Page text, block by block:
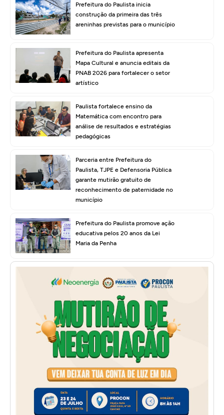
Prefeitura do Paulista inicia
construção da primeira das três
areninhas previstas para o município
Prefeitura do Paulista apresenta
Mapa Cultural e anuncia editais da
PNAB 2026 para fortalecer o setor
artístico
Paulista fortalece ensino da
Matemática com encontro para
análise de resultados e estratégias
pedagógicas
Parceria entre Prefeitura do
Paulista, TJPE e Defensoria Pública
garante mutirão gratuito de
reconhecimento de paternidade no
município
Prefeitura do Paulista promove ação
educativa pelos 20 anos da Lei
Maria da Penha